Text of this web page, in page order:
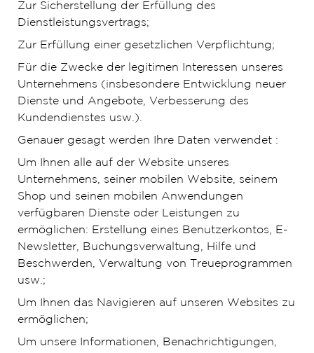
Zur Sicherstellung der Erfüllung des
Dienstleistungsvertrags;
Zur Erfüllung einer gesetzlichen Verpflichtung;
Für die Zwecke der legitimen Interessen unseres
Unternehmens (insbesondere Entwicklung neuer
Dienste und Angebote, Verbesserung des
Kundendienstes usw.).
Genauer gesagt werden Ihre Daten verwendet :
Um Ihnen alle auf der Website unseres
Unternehmens, seiner mobilen Website, seinem
Shop und seinen mobilen Anwendungen
verfügbaren Dienste oder Leistungen zu
ermöglichen: Erstellung eines Benutzerkontos, E-
Newsletter, Buchungsverwaltung, Hilfe und
Beschwerden, Verwaltung von Treueprogrammen
usw.;
Um Ihnen das Navigieren auf unseren Websites zu
ermöglichen;
Um unsere Informationen, Benachrichtigungen,